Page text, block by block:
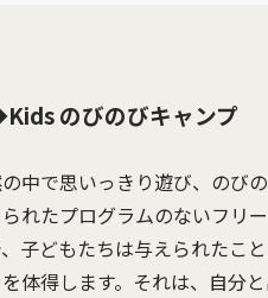
のびのびキャンプ
中で思いっきり遊び、のび
れたプログラムのないフリ
子どもたちは与えられたこ
を体得します。それは、自分